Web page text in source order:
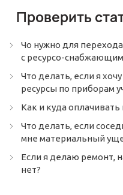
Проверить
Чо нужно для
с ресурсо-
Что делать, если я
ресурсы по приборам
Как и куда оплачивать
Что делать, если
мне материальный
Если я делаю ремонт,
нет?